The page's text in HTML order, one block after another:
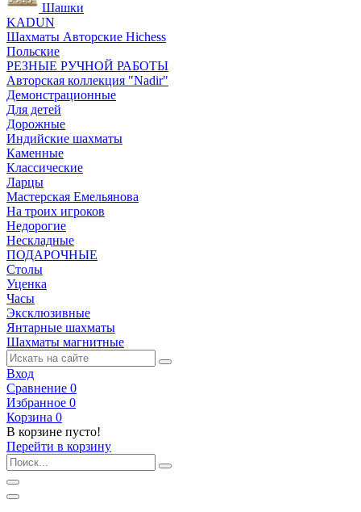
Шашки
KADUN
Шахматы Авторские Hichess
Польские
РЕЗНЫЕ РУЧНОЙ РАБОТЫ
Авторская коллекция "Nadir"
Демонстрационные
Для детей
Дорожные
Индийские шахматы
Каменные
Классические
Ларцы
Мастерская Емельянова
На троих игроков
Недорогие
Нескладные
ПОДАРОЧНЫЕ
Столы
Уценка
Часы
Эксклюзивные
Янтарные шахматы
Шахматы магнитные
Вход
Сравнение 0
Избранное 0
Корзина 0
В корзине пусто!
Перейти в корзину